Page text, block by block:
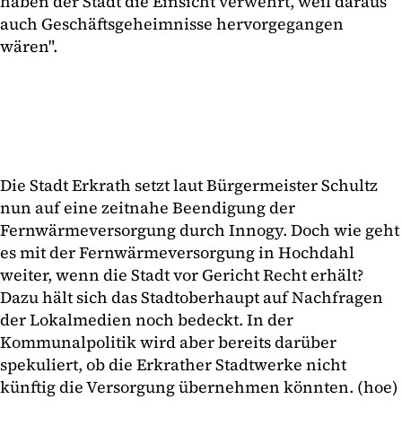
auch Geschäftsgeheimnisse hervorgegangen
wären".
Die Stadt Erkrath setzt laut Bürgermeister Schultz
nun auf eine zeitnahe Beendigung der
Fernwärmeversorgung durch Innogy. Doch wie geht
es mit der Fernwärmeversorgung in Hochdahl
weiter, wenn die Stadt vor Gericht Recht erhält?
Dazu hält sich das Stadtoberhaupt auf Nachfragen
der Lokalmedien noch bedeckt. In der
Kommunalpolitik wird aber bereits darüber
spekuliert, ob die Erkrather Stadtwerke nicht
künftig die Versorgung übernehmen könnten. (hoe)